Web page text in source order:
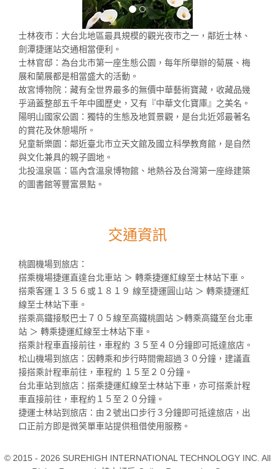
士林夜市：大台北地區最具規模的觀光夜市之一，鄰近士林、
劍潭捷運站交通相當便利。
士林官邸：為台北市第一座生態公園，每年所舉辦的菊展、梅
展和蘭展都是相當盛大的活動。
故宮博物院：藏有全世界最多的無價中華藝術寶藏，收藏品幾
乎涵蓋整部五千年中國歷史，又有『中華文化寶庫』之美名。
陽明山國家公園：獨特的生態及地質景觀，是台北近郊最著名
的賞花及休憩場所。
兒童新樂園：鄰近臺北市立天文館及國立科學教育館，是自然
與文化兼具的親子園地。
北投溫泉區：區內含溫泉博物館、地熱谷及台灣第一座綠建築
的圖書館等豐富景點。
交通資訊
桃園機場到旅店：
搭乘機場捷運直達台北車站 ＞ 轉乘捷運紅線至士林站下車。
搭乘客運１３５６或１８１９ 線至捷運圓山站 ＞ 轉乘捷運紅
線至士林站下車。
搭乘高鐵接駁巴士７０５線至高鐵桃園站 ＞轉乘高鐵至台北車
站 ＞ 轉乘捷運紅線至士林站下車。
搭乘計程車直接前往，車程約 ３５至４０分鐘即可抵達旅店。
松山機場到旅店：因轉乘和步行時間需超過３０分鐘，建議直
接搭乘計程車前往，車程約 １５至２０分鐘。
台北車站到旅店：搭乘捷運紅線至士林站下車，亦可搭乘計程
車直接前往，車程約１５至２０分鐘。
捷運士林站到旅店：由２號出口步行３分鐘即可抵達旅店，出
口正前方即是微笑單車站提供租借使用服務。
© 2015 - 2026 SUREHIGH INTERNATIONAL TECHNOLOGY INC. All